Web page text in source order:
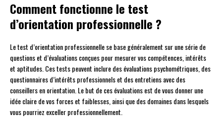
Comment fonctionne le test
d’orientation professionnelle ?
Le test d’orientation professionnelle se base généralement sur une série de
questions et d’évaluations conçues pour mesurer vos compétences, intérêts
et aptitudes. Ces tests peuvent inclure des évaluations psychométriques, des
questionnaires d’intérêts professionnels et des entretiens avec des
conseillers en orientation. Le but de ces évaluations est de vous donner une
idée claire de vos forces et faiblesses, ainsi que des domaines dans lesquels
vous pourriez exceller professionnellement.